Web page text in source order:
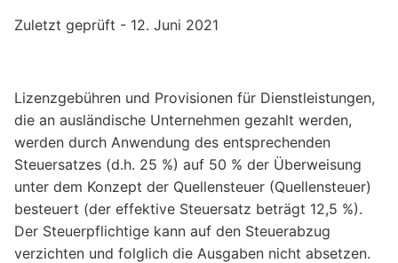
Zuletzt geprüft - 12. Juni 2021
Lizenzgebühren und Provisionen für Dienstleistungen,
die an ausländische Unternehmen gezahlt werden,
werden durch Anwendung des entsprechenden
Steuersatzes (d.h. 25 %) auf 50 % der Überweisung
unter dem Konzept der Quellensteuer (Quellensteuer)
besteuert (der effektive Steuersatz beträgt 12,5 %).
Der Steuerpflichtige kann auf den Steuerabzug
verzichten und folglich die Ausgaben nicht absetzen.